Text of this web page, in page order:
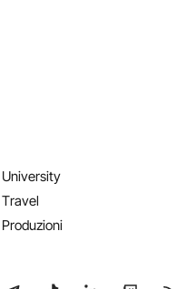
University
Travel
Produzioni